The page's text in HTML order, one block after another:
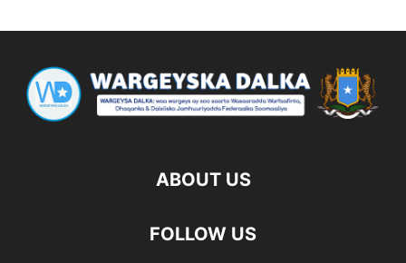
ABOUT US
FOLLOW US